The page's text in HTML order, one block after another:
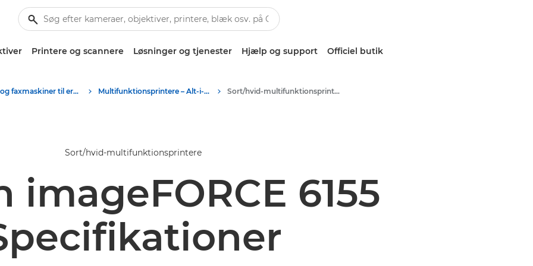
Printere og scannere Løsninger og tjenester Hjælp og support Officiel butik
Printere og faxmaskiner til erhverv Multifunktionsprintere – Alt-i-Én-printere Sort/hvid-multifunktionsprintere
Sort/hvid-multifunktionsprintere
imageFORCE 6155